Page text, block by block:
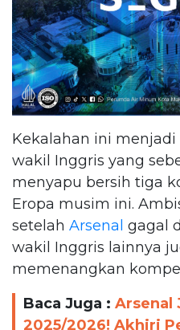
Kekalahan ini
wakil Inggris yang
menyapu bersih tiga
Eropa musim ini.
setelah Arsenal gagal
wakil Inggris lainnya
memenangkan
Baca Juga : Arsenal
2025/2026! Akhiri